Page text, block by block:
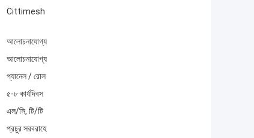
Cittimesh
আলোচনাযোগ্য
আলোচনাযোগ্য
প্যানেল / রোল
৫-৮ কার্যদিবস
এল/সি, টি/টি
প্রচুর সরবরাহে